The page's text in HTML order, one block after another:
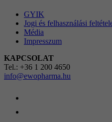
GYIK
Jogi és felhasználási
Média
Impresszum
KAPCSOLAT
Tel.: +36 1 200 4650
info@ewopharma.hu